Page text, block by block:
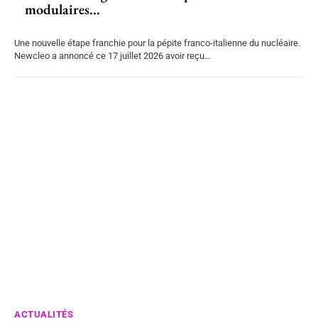
modulaires...
Une nouvelle étape franchie pour la pépite franco-italienne du nucléaire.
Newcleo a annoncé ce 17 juillet 2026 avoir reçu...
ACTUALITÉS